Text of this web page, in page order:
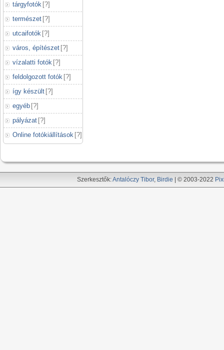
tárgyfotók [?]
természet [?]
utcaifotók [?]
város, építészet [?]
vízalatti fotók [?]
feldolgozott fotók [?]
így készült [?]
egyéb [?]
pályázat [?]
Online fotókiállítások [?]
Szerkesztők:Antalóczy Tibor, Birdie | © 2003-2022